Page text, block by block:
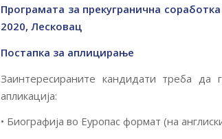
Програмата за прекугранична
2020, Лесковац
Постапка за аплицирање
Заинтересираните кандидати треба да
апликација:
• Биографија во Еуропас формат (на